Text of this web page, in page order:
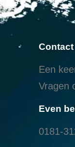
Een
Vragen
Even
0181-